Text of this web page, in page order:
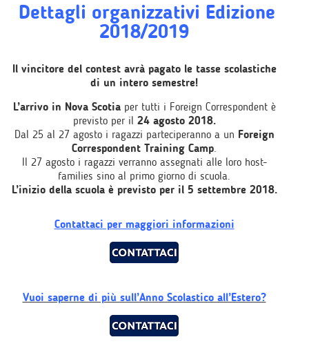
Dettagli organizzativi Edizione
2018/2019
Il vincitore del contest avrà pagato le tasse scolastiche
di un intero semestre!
L’arrivo in Nova Scotiaper tutti i Foreign Correspondent è
previsto per il 24 agosto 2018.
Dal 25 al 27 agosto i ragazzi parteciperanno a un Foreign
Correspondent Training Camp.
Il 27 agosto i ragazzi verranno assegnati alle loro host-
families sino al primo giorno di scuola.
L’inizio della scuola è previsto per il 5 settembre 2018.
Contattaci per maggiori informazioni
Vuoi saperne di più sull’Anno Scolastico all’Estero?